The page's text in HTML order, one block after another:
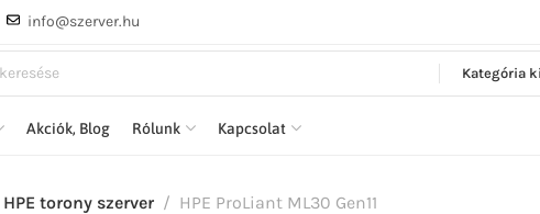
info@szerver.hu
Akciók, Blog Rólunk Kapcsolat
HPE torony szerver HPE ProLiant ML30 Gen11